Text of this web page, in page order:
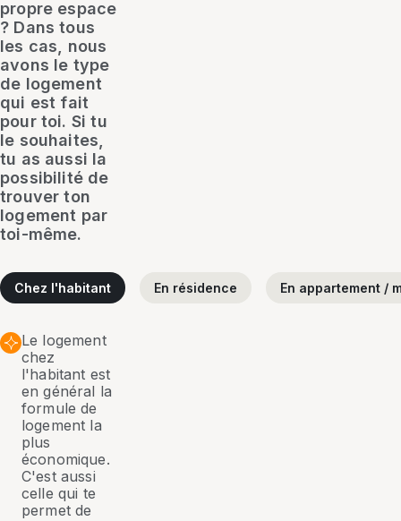
propre espace
? Dans tous
les cas, nous
avons le type
de logement
qui est fait
pour toi. Si tu
le souhaites,
tu as aussi la
possibilité de
trouver ton
logement par
toi-même.
Chez l'habitant En résidence En appartement /
Le logement
chez
l'habitant est
en général la
formule de
logement la
plus
économique.
C'est aussi
celle qui te
permet de